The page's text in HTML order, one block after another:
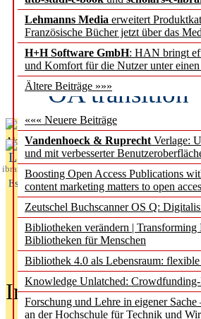
Lehmanns Media erweitert
Französische Bücher jetzt über das
H+H Software GmbH: HAN bringt
und Komfort für die Nutzer unter
Ältere Beiträge »»»
««« Neuere Beiträge
Vandenhoeck & Ruprecht Verlage:
und mit verbesserter
Boosting Open Access Publications
content marketing matters to open
Zeutschel Buchscanner OS Q:
Bibliotheken verändern | Transforming
Bibliotheken für Menschen
Bibliothek 4.0 als Lebensraum:
Knowledge Unlatched:
Forschung und Lehre in eigener
an der Hochschule für Technik und
Fifth Open
OA transition
Aktuelles aus
L
ibrary
Essentials
In der Ausgabe05/